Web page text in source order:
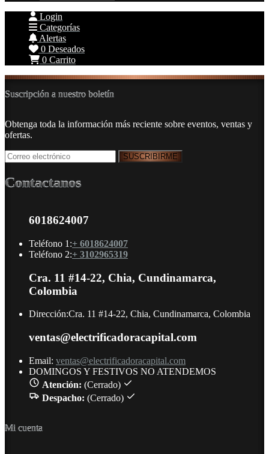
Login
Categorías
Alertas
0 Deseados
0 Carrito
Suscripción a nuestro boletín
Obtenga toda la información más reciente sobre eventos, ventas y
ofertas.
Contactanos
6018624007
Teléfono 1:+ 6018624007
Teléfono 2:+ 3102965319
Cra. 11 #14-22, Chia, Cundinamarca,
Colombia
Dirección:Cra. 11 #14-22, Chia, Cundinamarca, Colombia
ventas@electrificadoracapital.com
Email: ventas@electrificadoracapital.com
DOMINGOS Y FESTIVOS NO ATENDEMOS
Atención: (Cerrado)
Despacho: (Cerrado)
Mi cuenta